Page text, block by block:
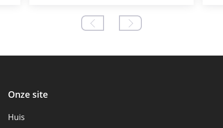
Onze site
Huis